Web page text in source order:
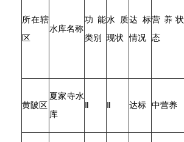
所在辖
区
水库名称
功能
类别
水质
现状
达标
情况
营养状
态
黄陂区
夏家寺水
库
达标 中营养